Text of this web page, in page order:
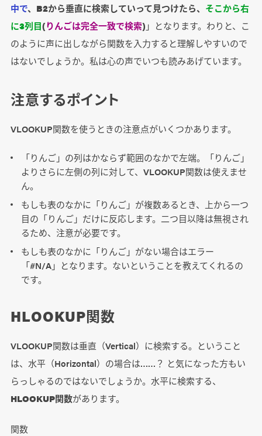
中で、B2から垂直に検索していって見つけたら、 そこから右
に3列目(りんごは完全一致で検索) 」となります。わりと、こ
のように声に出しながら関数を入力すると理解しやすいので
はないでしょうか。私は心の声でいつも読みあげています。
注意するポイント
VLOOKUP関数を使うときの注意点がいくつかあります。
「りんご」の列はかならず範囲のなかで左端。「りんご」
よりさらに左側の列に対して、VLOOKUP関数は使えませ
ん。
もしも表のなかに「りんご」が複数あるとき、上から一つ
目の「りんご」だけに反応します。二つ目以降は無視され
るため、注意が必要です。
もしも表のなかに「りんご」がない場合はエラー
「#N/A」となります。ないということを教えてくれるの
です。
HLOOKUP関数
VLOOKUP関数は垂直（Vertical）に検索する。ということ
は、水平（Horizontal）の場合は……？ と気になった方もい
らっしゃるのではないでしょうか。水平に検索する、
HLOOKUP関数があります。
関数